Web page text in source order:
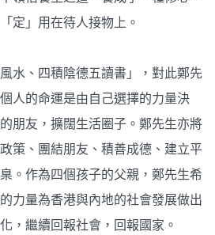
定」用在待人接物上。
水、四積陰德五讀書」，對此鄭先
人的命運是由自己選擇的力量決
朋友，擴闊生活圈子。鄭先生亦將
策、團結朋友、積善成德、建立平
。作為四個孩子的父親，鄭先生希
力量為香港與內地的社會發展做出
，繼續回報社會，回報國家。